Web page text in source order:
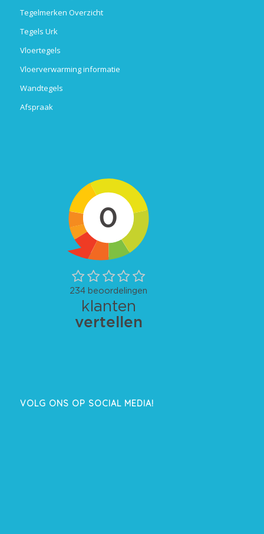
Tegelmerken Overzicht
Tegels Urk
Vloertegels
Vloerverwarming informatie
Wandtegels
Afspraak
VOLG ONS OP SOCIAL MEDIA!